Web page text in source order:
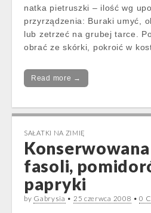
natka pietruszki – ilość wg
przyrządzenia: Buraki umyć,
lub zetrzeć na grubej tarce.
obrać ze skórki, pokroić w
Read more →
SAŁATKI NA ZIMIĘ
Konserwowana
fasoli,
papryki
by Gabrysia • 25 czerwca 2008 •0